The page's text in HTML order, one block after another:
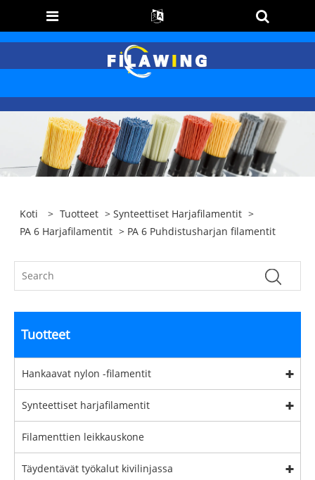
Koti > Tuotteet >Synteettiset Harjafilamentit >
PA 6 Harjafilamentit > PA 6 Puhdistusharjan filamentit
Tuotteet
Hankaavat nylon -filamentit
Synteettiset harjafilamentit
Filamenttien leikkauskone
Täydentävät työkalut kivilinjassa